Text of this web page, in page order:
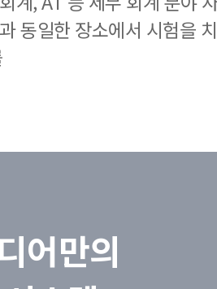
동일한 장소에서 시험을
어만의